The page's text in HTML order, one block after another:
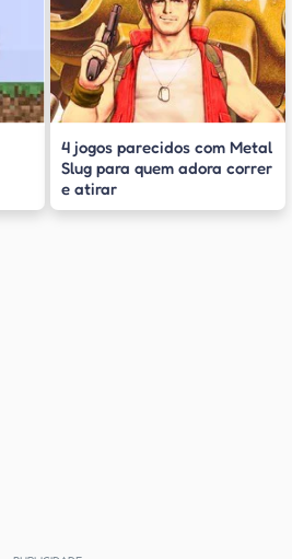
4 jogos parecidos com Metal
Slug para quem adora correr
e atirar